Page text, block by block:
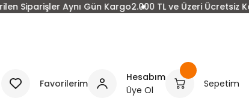
Aynı Gün Kargo2.000 TL ve Üzeri Ücretsiz Kargo
Favorilerim
Hesabım
Üye Ol
Sepetim